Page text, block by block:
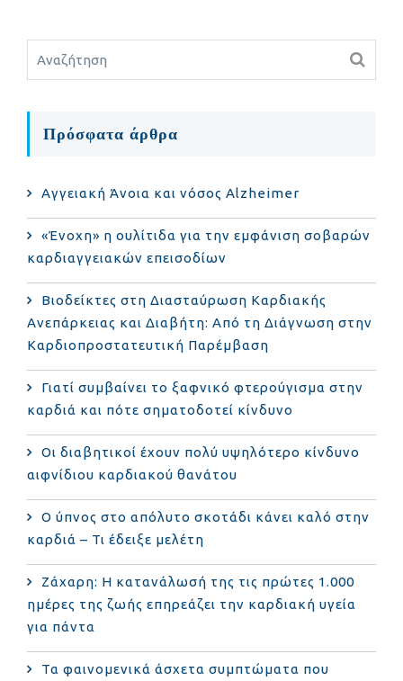
Πρόσφατα άρθρα
Αγγειακή Άνοια και νόσος Alzheimer
«Ένοχη» η ουλίτιδα για την εμφάνιση σοβαρών
καρδιαγγειακών επεισοδίων
Βιοδείκτες στη Διασταύρωση Καρδιακής
Ανεπάρκειας και Διαβήτη: Από τη Διάγνωση στην
Καρδιοπροστατευτική Παρέμβαση
Γιατί συμβαίνει το ξαφνικό φτερούγισμα στην
καρδιά και πότε σηματοδοτεί κίνδυνο
Οι διαβητικοί έχουν πολύ υψηλότερο κίνδυνο
αιφνίδιου καρδιακού θανάτου
Ο ύπνος στο απόλυτο σκοτάδι κάνει καλό στην
καρδιά – Τι έδειξε μελέτη
Ζάχαρη: Η κατανάλωσή της τις πρώτες 1.000
ημέρες της ζωής επηρεάζει την καρδιακή υγεία
για πάντα
Τα φαινομενικά άσχετα συμπτώματα που